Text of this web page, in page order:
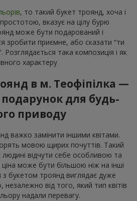
, то такий букет троянд, хоча і
вказує на цілу бурю
може бути подарований і
зробити приємне, або сказати “ти
така композиція і як
характеру
в м. Теофіпілка —
для будь-
приводу
важко замінити іншими квітами.
мовою щирих почуттів. Такий
відчути себе особливою та
може бути більшою ніж на інші
з букетом троянд виглядає дуже
від того, який тип квітів
надали перевагу.